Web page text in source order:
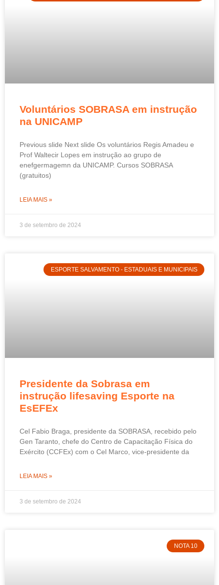
Voluntários SOBRASA em instrução
na UNICAMP
Previous slide Next slide Os voluntários Regis Amadeu e
Prof Waltecir Lopes em instrução ao grupo de
enefgermagemn da UNICAMP. Cursos SOBRASA
(gratuitos)
LEIA MAIS »
3 de setembro de 2024
ESPORTE SALVAMENTO - ESTADUAIS E MUNICIPAIS
Presidente da Sobrasa em
instrução lifesaving Esporte na
EsEFEx
Cel Fabio Braga, presidente da SOBRASA, recebido pelo
Gen Taranto, chefe do Centro de Capacitação Física do
Exército (CCFEx) com o Cel Marco, vice-presidente da
LEIA MAIS »
3 de setembro de 2024
NOTA 10